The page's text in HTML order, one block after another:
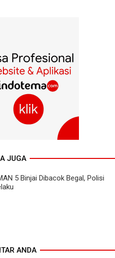
JUGA
5 Binjai Dibacok Begal, Polisi
ANDA